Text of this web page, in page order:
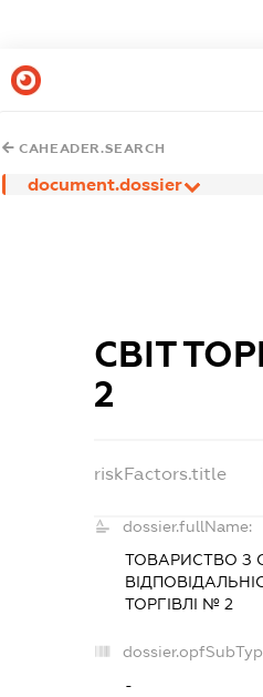
CAHEADER.SEARCH
document.dossier
СВІТ
2
riskFactors.title
dossier.fullName:
ТОВАРИСТВО
ТОРГІВЛІ № 2
-